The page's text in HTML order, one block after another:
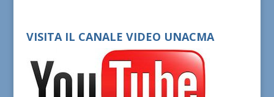
VISITA IL CANALE VIDEO UNACMA